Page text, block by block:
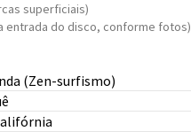
superficiais)
entrada do disco, conforme fotos)
(Zen-surfismo)
Motta
Lulu Santos
Motta